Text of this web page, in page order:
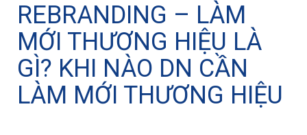
REBRANDING – LÀM
MỚI THƯƠNG HIỆU LÀ
GÌ? KHI NÀO DN CẦN
LÀM MỚI THƯƠNG HIỆU